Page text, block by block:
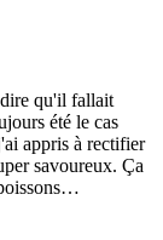
dire qu'il fallait
été le cas
appris à rectifier
savoureux. Ça